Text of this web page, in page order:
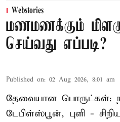
Webstories
மணமணக்கும் மிளகு
செய்வது எப்படி?
Published on: 02 Aug 2026, 8:01 am
தேவையான
டேபிள்ஸ்பூன், புளி -